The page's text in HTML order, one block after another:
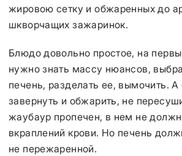
жировою сетку и обжаренных до
шкворчащих зажаринок.
Блюдо довольно простое, на
нужно знать массу нюансов,
печень, разделать ее, вымочить.
завернуть и обжарить, не
жаубаур пропечен, в нем не
вкраплений крови. Но печень
не пережаренной.